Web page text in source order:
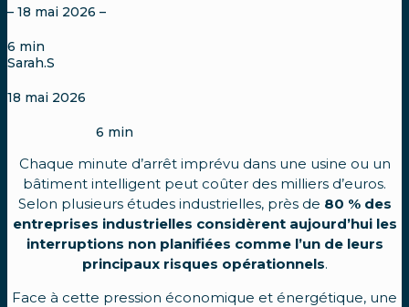
– 18 mai 2026 –
6 min
Sarah.S
18 mai 2026
6 min
Chaque minute d’arrêt imprévu dans une usine ou un
bâtiment intelligent peut coûter des milliers d’euros.
Selon plusieurs études industrielles, près de 80 % des
entreprises industrielles considèrent aujourd’hui les
interruptions non planifiées comme l’un de leurs
principaux risques opérationnels.
Face à cette pression économique et énergétique, une